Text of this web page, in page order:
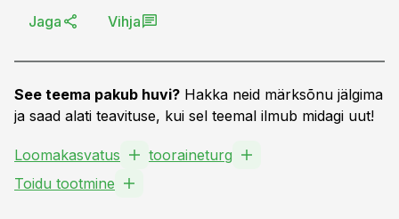
Jaga Vihja
See teema pakub huvi? Hakka neid märksõnu jälgima
ja saad alati teavituse, kui sel teemal ilmub midagi uut!
Loomakasvatus
tooraineturg
Toidu tootmine